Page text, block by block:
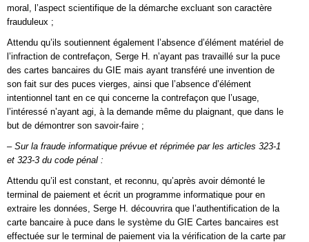
moral, l’aspect scientifique de la démarche excluant son caractère
frauduleux ;
Attendu qu’ils soutiennent également l’absence d’élément matériel de
l’infraction de contrefaçon, Serge H. n’ayant pas travaillé sur la puce
des cartes bancaires du GIE mais ayant transféré une invention de
son fait sur des puces vierges, ainsi que l’absence d’élément
intentionnel tant en ce qui concerne la contrefaçon que l’usage,
l’intéressé n’ayant agi, à la demande même du plaignant, que dans le
but de démontrer son savoir-faire ;
– Sur la fraude informatique prévue et réprimée par les articles 323-1
et 323-3 du code pénal :
Attendu qu’il est constant, et reconnu, qu’après avoir démonté le
terminal de paiement et écrit un programme informatique pour en
extraire les données, Serge H. découvrira que l’authentification de la
carte bancaire à puce dans le système du GIE Cartes bancaires est
effectuée sur le terminal de paiement via la vérification de la carte par